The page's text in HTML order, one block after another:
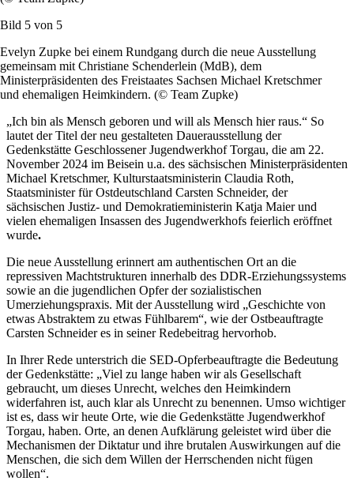
Bild 5 von 5
Evelyn Zupke bei einem Rundgang durch die neue Ausstellung
gemeinsam mit Christiane Schenderlein (MdB), dem
Ministerpräsidenten des Freistaates Sachsen Michael Kretschmer
und ehemaligen Heimkindern. (© Team Zupke)
„Ich bin als Mensch geboren und will als Mensch hier raus.“ So
lautet der Titel der neu gestalteten Dauerausstellung der
Gedenkstätte Geschlossener Jugendwerkhof Torgau, die am 22.
November 2024 im Beisein u.a. des sächsischen Ministerpräsidenten
Michael Kretschmer, Kulturstaatsministerin Claudia Roth,
Staatsminister für Ostdeutschland Carsten Schneider, der
sächsischen Justiz- und Demokratieministerin Katja Maier und
vielen ehemaligen Insassen des Jugendwerkhofs feierlich eröffnet
wurde.
Die neue Ausstellung erinnert am authentischen Ort an die
repressiven Machtstrukturen innerhalb des DDR-Erziehungssystems
sowie an die jugendlichen Opfer der sozialistischen
Umerziehungspraxis. Mit der Ausstellung wird „Geschichte von
etwas Abstraktem zu etwas Fühlbarem“, wie der Ostbeauftragte
Carsten Schneider es in seiner Redebeitrag hervorhob.
In Ihrer Rede unterstrich die SED-Opferbeauftragte die Bedeutung
der Gedenkstätte: „Viel zu lange haben wir als Gesellschaft
gebraucht, um dieses Unrecht, welches den Heimkindern
widerfahren ist, auch klar als Unrecht zu benennen. Umso wichtiger
ist es, dass wir heute Orte, wie die Gedenkstätte Jugendwerkhof
Torgau, haben. Orte, an denen Aufklärung geleistet wird über die
Mechanismen der Diktatur und ihre brutalen Auswirkungen auf die
Menschen, die sich dem Willen der Herrschenden nicht fügen
wollen“.